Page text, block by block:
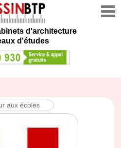
d'architecture
d'études
aux écoles